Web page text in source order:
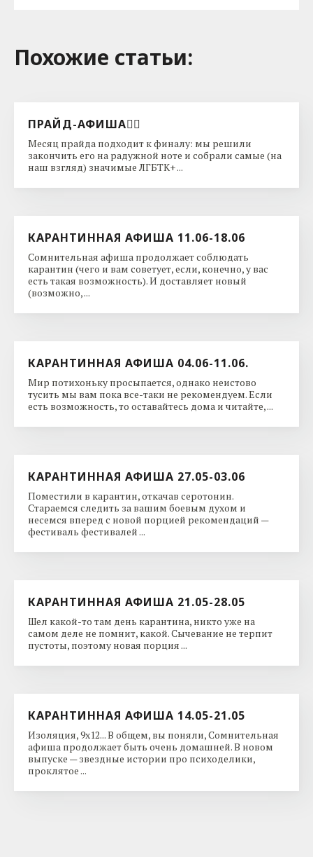
Похожие cтатьи:
ПРАЙД-АФИША🏳️‍🌈
Месяц прайда подходит к финалу: мы решили
закончить его на радужной ноте и собрали самые (на
наш взгляд) значимые ЛГБТК+ ...
КАРАНТИННАЯ АФИША 11.06-18.06
Сомнительная афиша продолжает соблюдать
карантин (чего и вам советует, если, конечно, у вас
есть такая возможность). И доставляет новый
(возможно, ...
КАРАНТИННАЯ АФИША 04.06-11.06.
Мир потихоньку просыпается, однако неистово
тусить мы вам пока все-таки не рекомендуем. Если
есть возможность, то оставайтесь дома и читайте, ...
КАРАНТИННАЯ АФИША 27.05-03.06
Поместили в карантин, откачав серотонин.
Стараемся следить за вашим боевым духом и
несемся вперед с новой порцией рекомендаций —
фестиваль фестивалей ...
КАРАНТИННАЯ АФИША 21.05-28.05
Шел какой-то там день карантина, никто уже на
самом деле не помнит, какой. Сычевание не терпит
пустоты, поэтому новая порция ...
КАРАНТИННАЯ АФИША 14.05-21.05
Изоляция, 9x12... В общем, вы поняли, Сомнительная
афиша продолжает быть очень домашней. В новом
выпуске — звездные истории про психоделики,
проклятое ...